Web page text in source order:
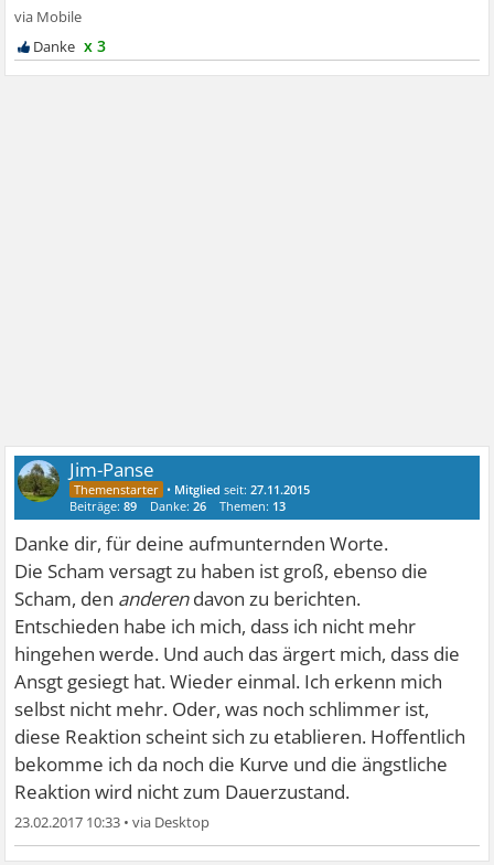
x 3
Jim-Panse
• Mitglied seit:27.11.2015
Beiträge:89 Danke:26 Themen: 13
Danke dir, für deine aufmunternden Worte.
Die Scham versagt zu haben ist groß, ebenso die
Scham, den anderendavon zu berichten.
Entschieden habe ich mich, dass ich nicht mehr
hingehen werde. Und auch das ärgert mich, dass die
Ansgt gesiegt hat. Wieder einmal. Ich erkenn mich
selbst nicht mehr. Oder, was noch schlimmer ist,
diese Reaktion scheint sich zu etablieren. Hoffentlich
bekomme ich da noch die Kurve und die ängstliche
Reaktion wird nicht zum Dauerzustand.
23.02.2017 10:33 •